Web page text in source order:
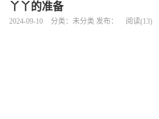
丫丫的准备
2024-09-10 分类：未分类 发布： 阅读(13)